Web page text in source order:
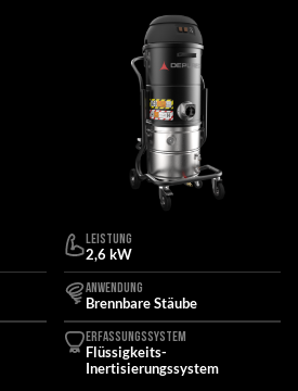
LEISTUNG
2,6 kW
ANWENDUNG
Brennbare Stäube
ERFASSUNGSSYSTEM
Flüssigkeits-
Inertisierungssystem